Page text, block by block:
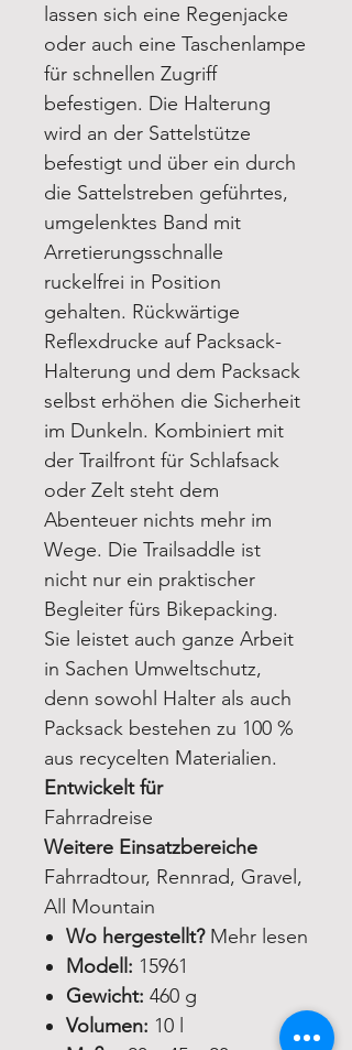
lassen sich eine Regenjacke
oder auch eine Taschenlampe
für schnellen Zugriff
befestigen. Die Halterung
wird an der Sattelstütze
befestigt und über ein durch
die Sattelstreben geführtes,
umgelenktes Band mit
Arretierungsschnalle
ruckelfrei in Position
gehalten. Rückwärtige
Reflexdrucke auf Packsack-
Halterung und dem Packsack
selbst erhöhen die Sicherheit
im Dunkeln. Kombiniert mit
der Trailfront für Schlafsack
oder Zelt steht dem
Abenteuer nichts mehr im
Wege. Die Trailsaddle ist
nicht nur ein praktischer
Begleiter fürs Bikepacking.
Sie leistet auch ganze Arbeit
in Sachen Umweltschutz,
denn sowohl Halter als auch
Packsack bestehen zu 100 %
aus recycelten Materialien.
Entwickelt für
Fahrradreise
Weitere Einsatzbereiche
Fahrradtour, Rennrad, Gravel,
All Mountain
Wo hergestellt?Mehr lesen
Modell: 15961
Gewicht: 460 g
Volumen: 10 l